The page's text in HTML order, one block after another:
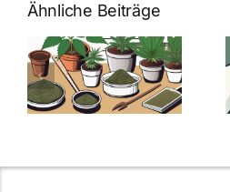
Ähnliche Beiträge
Neue THC-
Grenzwert-
Regelung:
Was Sie über
Cannabis und
müssen